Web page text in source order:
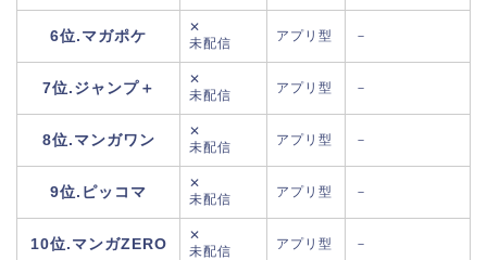
6位.マガポケ
✕
未配信
アプリ型 －
7位.ジャンプ＋
✕
未配信
アプリ型 －
8位.マンガワン
✕
未配信
アプリ型 －
9位.ピッコマ
✕
未配信
アプリ型 －
10位.マンガZERO
✕
未配信
アプリ型 －